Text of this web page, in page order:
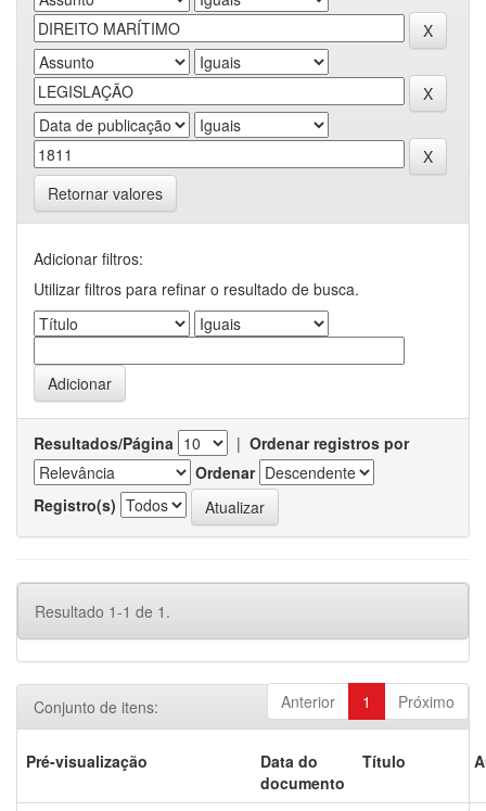
Retornar valores
Adicionar filtros:
Utilizar filtros para refinar o resultado de busca.
Resultados/Página | Ordenar registros por
Ordenar
Registro(s)
Resultado 1-1 de 1.
Anterior 1 Próximo
Conjunto de itens:
Pré-visualização
Data do
documento
Título